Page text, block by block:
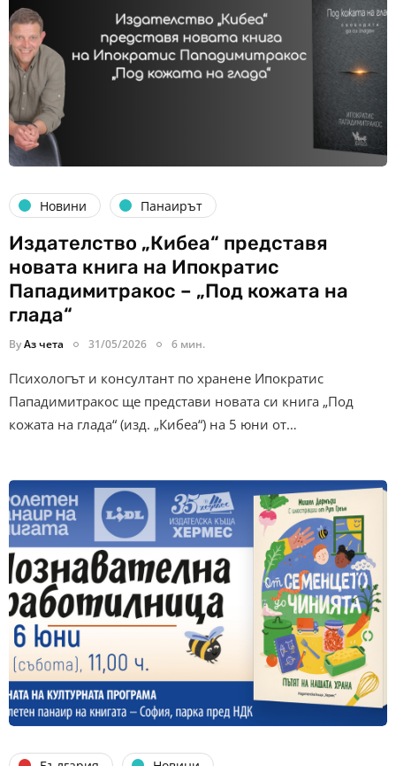
Новини Панаирът
Издателство „Кибеа“ представя
новата книга на Ипократис
Пападимитракос – „Под кожата на
глада“
ByАз чета 31/05/2026 6 мин.
Психологът и консултант по хранене Ипократис
Пападимитракос ще представи новата си книга „Под
кожата на глада“ (изд. „Кибеа“) на 5 юни от…